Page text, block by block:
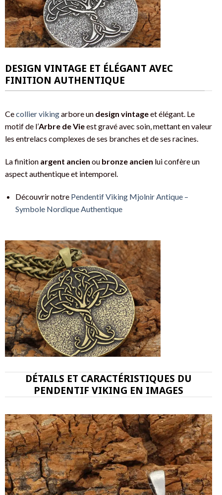
DESIGN VINTAGE ET ÉLÉGANT AVEC
FINITION AUTHENTIQUE
Cecollier vikingarbore un design vintageet élégant. Le
motif de l’Arbre de Vieest gravé avec soin, mettant en valeur
les entrelacs complexes de ses branches et de ses racines.
La finition argent ancien ou bronze ancien lui confère un
aspect authentique et intemporel.
Découvrir notre Pendentif Viking Mjolnir Antique –
Symbole Nordique Authentique
DÉTAILS ET CARACTÉRISTIQUES DU
PENDENTIF VIKING EN IMAGES